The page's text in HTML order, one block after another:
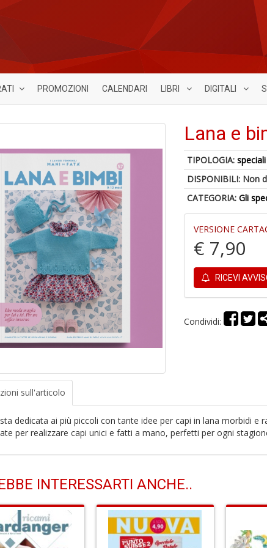
PROMOZIONI CALENDARI LIBRI DIGITALI
Lana e
TIPOLOGIA:speciali
DISPONIBILI: Non
CATEGORIA:Gli
VERSIONE
€ 7,90
RICEVI
Condividi:
sull'articolo
dedicata ai più piccoli con tante idee per capi in lana morbidi e
per realizzare capi unici e fatti a mano, perfetti per ogni
INTERESSARTI ANCHE..